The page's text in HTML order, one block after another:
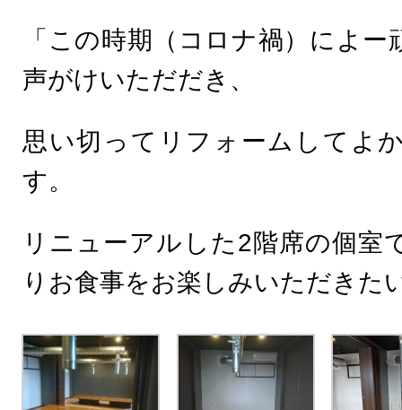
「この時期（コロナ禍）によ
声がけいただだき、
思い切ってリフォームしてよ
す。
リニューアルした2階席の個室
りお食事をお楽しみいただきた